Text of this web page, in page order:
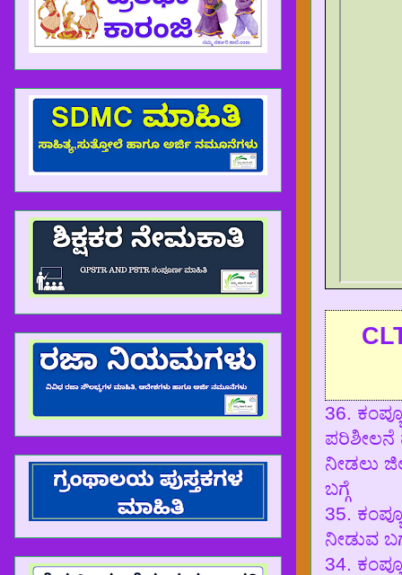
36.
ಪರಿಶೀಲನೆ
ನೀಡಲು
ಬಗ್ಗೆ
35.
ನೀಡುವ
34.
Click ಮಾಡಿ, NEW REGISTER ಅನ್ನು Click ಮಾಡಿ,